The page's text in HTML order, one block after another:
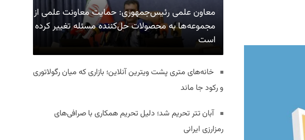
معاون علمی رئیس‌جمهوری: حمایت معاونت علمی از
مجموعه‌ها به محصولات حل‌کننده مسئله تغییر کرده
است
خانه‌های متری پشت ویترین آنلاین؛ بازاری که میان رگولاتوری
و رکود جا ماند
آبان تتر تحریم شد؛ دلیل تحریم همکاری با صرافی‌های
رمزارزی ایرانی